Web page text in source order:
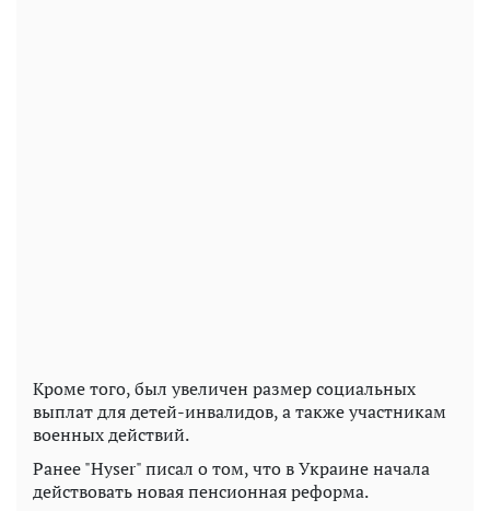
Кроме того, был увеличен размер социальных
выплат для детей-инвалидов, а также участникам
военных действий.
Ранее "Hyser" писал о том, что в Украине начала
действовать новая пенсионная реформа.